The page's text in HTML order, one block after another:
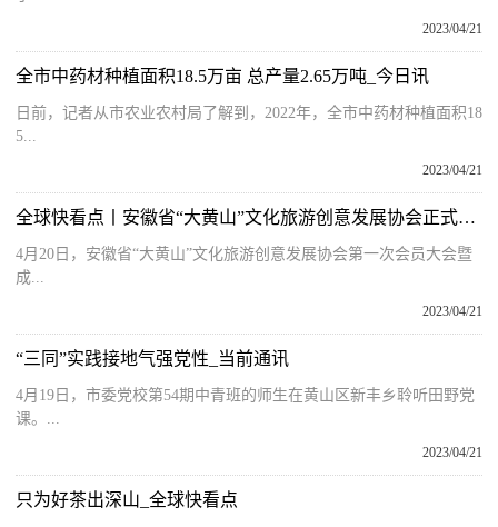
2023/04/21
全市中药材种植面积18.5万亩 总产量2.65万吨_今日讯
日前，记者从市农业农村局了解到，2022年，全市中药材种植面积18
5...
2023/04/21
全球快看点丨安徽省“大黄山”文化旅游创意发展协会正式成立！孙勇出席并讲话
4月20日，安徽省“大黄山”文化旅游创意发展协会第一次会员大会暨
成...
2023/04/21
“三同”实践接地气强党性_当前通讯
4月19日，市委党校第54期中青班的师生在黄山区新丰乡聆听田野党
课。...
2023/04/21
只为好茶出深山_全球快看点